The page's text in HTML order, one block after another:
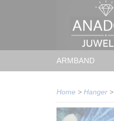
ARMBAND
Home > Hanger >